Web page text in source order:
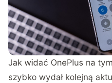
Jak widać OnePlus na
szybko wydał kolejną